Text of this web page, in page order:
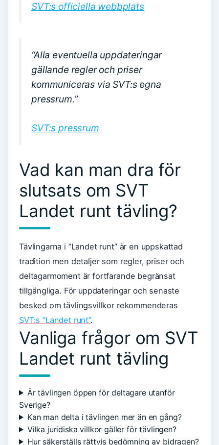
SVT:s officiella webbplats
“Alla eventuella uppdateringar
gällande regler och priser
kommuniceras via SVT:s egna
pressrum.”
SVT:s pressrum
Vad kan man dra för
slutsats om SVT
Landet runt tävling?
Tävlingarna i ”Landet runt” är en uppskattad
tradition men detaljer som regler, priser och
deltagarmoment är fortfarande begränsat
tillgängliga. För uppdateringar och senaste
besked om tävlingsvillkor rekommenderas
SVT:s ”Landet runt”.
Vanliga frågor om SVT
Landet runt tävling
Är tävlingen öppen för deltagare utanför
Sverige?
Kan man delta i tävlingen mer än en gång?
Vilka juridiska villkor gäller för tävlingen?
Hur säkerställs rättvis bedömning av bidragen?